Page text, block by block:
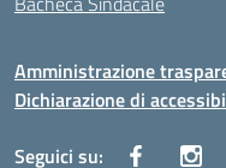
Amministrazione
Dichiarazione di
Seguici su: